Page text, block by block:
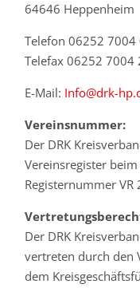
64646 Heppenheim
Telefon 06252 7004
Telefax 06252 7004
E-Mail: Info@drk-
Vereinsnummer:
Der DRK
Vereinsregister
Registernummer
Der DRK
vertreten durch den
dem